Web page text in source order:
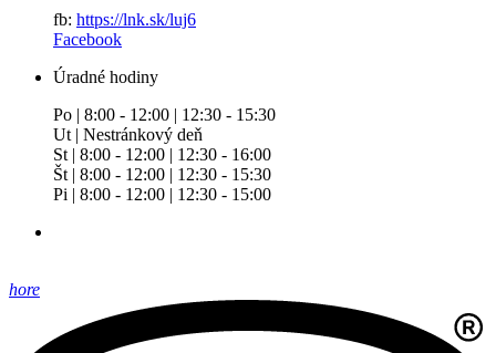
fb: https://lnk.sk/luj6
Facebook
Úradné hodiny
Po | 8:00 - 12:00 | 12:30 - 15:30
Ut | Nestránkový deň
St | 8:00 - 12:00 | 12:30 - 16:00
Št | 8:00 - 12:00 | 12:30 - 15:30
Pi | 8:00 - 12:00 | 12:30 - 15:00
hore